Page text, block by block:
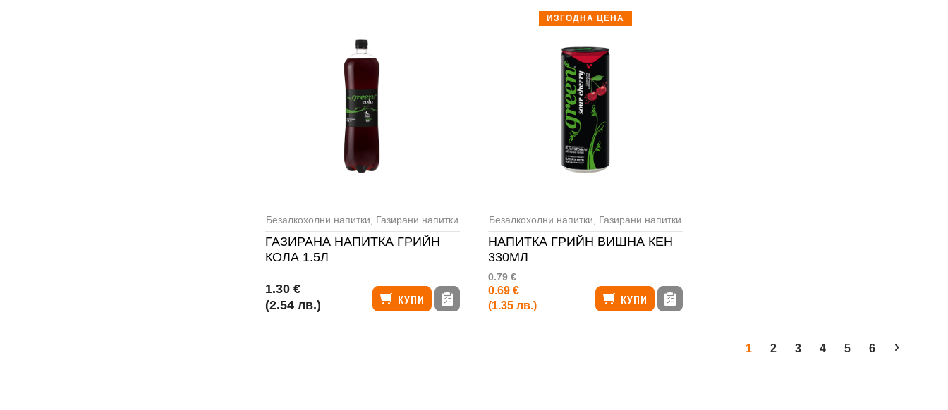
Безалкохолни напитки Газирани напитки
ГАЗИРАНА НАПИТКА ГРИЙН
КОЛА 1.5Л
1.30 €
(2.54 лв.)
КУПИ
ИЗГОДНА ЦЕНА
Безалкохолни напитки Газирани напитки
НАПИТКА ГРИЙН ВИШНА КЕН
330МЛ
0.79 €
0.69 €
(1.35 лв.)
КУПИ
1 2 3 4 5 6